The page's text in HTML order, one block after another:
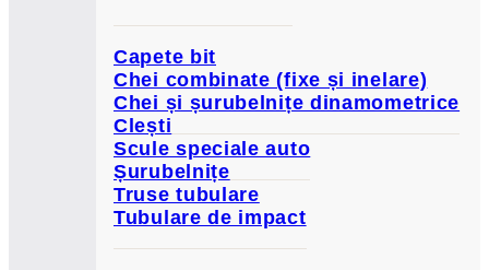
Capete bit
Chei combinate (fixe și inelare)
Chei și șurubelnițe dinamometrice
Clești
Scule speciale auto
Șurubelnițe
Truse tubulare
Tubulare de impact